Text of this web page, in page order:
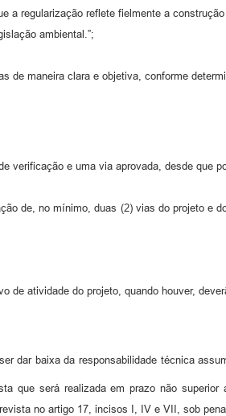
a regularização reflete fielmente a
ambiental.”;
de maneira clara e objetiva, conforme
verificação e uma via aprovada, desde que
de, no mínimo, duas (2) vias do projeto e
de atividade do projeto, quando houver,
dar baixa da responsabilidade técnica
que será realizada em prazo não
no artigo 17, incisos I, IV e VII, sob